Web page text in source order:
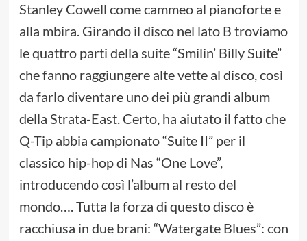
Stanley Cowell come cammeo al pianoforte e
alla mbira. Girando il disco nel lato B troviamo
le quattro parti della suite “Smilin’ Billy Suite”
che fanno raggiungere alte vette al disco, così
da farlo diventare uno dei più grandi album
della Strata-East. Certo, ha aiutato il fatto che
Q-Tip abbia campionato “Suite II” per il
classico hip-hop di Nas “One Love”,
introducendo così l’album al resto del
mondo…. Tutta la forza di questo disco è
racchiusa in due brani: “Watergate Blues”: con